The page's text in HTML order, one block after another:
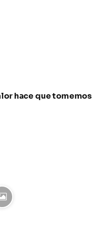
hace que tomemos